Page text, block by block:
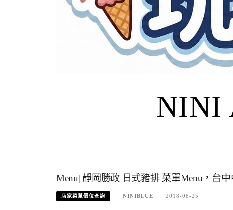
NINI
Menu| 靜岡勝政 日式豬排 菜單Menu，台
店家菜單價位查詢 NINIBLUE 2018-08-25